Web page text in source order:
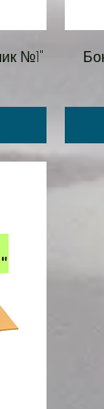
№1"